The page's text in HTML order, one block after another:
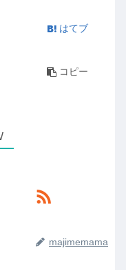
はてブ
コピー
majimemama